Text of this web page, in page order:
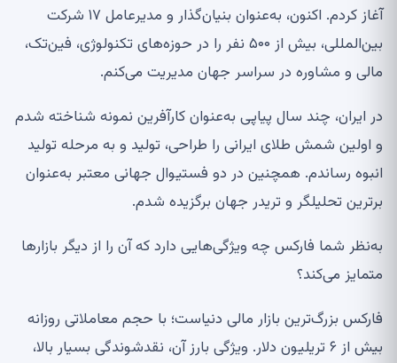
آغاز کردم. اکنون، به‌عنوان بنیان‌گذار و مدیرعامل ۱۷ شرکت
بین‌المللی، بیش از ۵۰۰ نفر را در حوزه‌های تکنولوژی، فین‌تک،
مالی و مشاوره در سراسر جهان مدیریت می‌کنم.
در ایران، چند سال پیاپی به‌عنوان کارآفرین نمونه شناخته شدم
و اولین شمش طلای ایرانی را طراحی، تولید و به مرحله تولید
انبوه رساندم. همچنین در دو فستیوال جهانی معتبر به‌عنوان
برترین تحلیلگر و تریدر جهان برگزیده شدم.
به‌نظر شما فارکس چه ویژگی‌هایی دارد که آن را از دیگر بازارها
متمایز می‌کند؟
فارکس بزرگ‌ترین بازار مالی دنیاست؛ با حجم معاملاتی روزانه
بیش از ۶ تریلیون دلار. ویژگی بارز آن، نقدشوندگی بسیار بالا،